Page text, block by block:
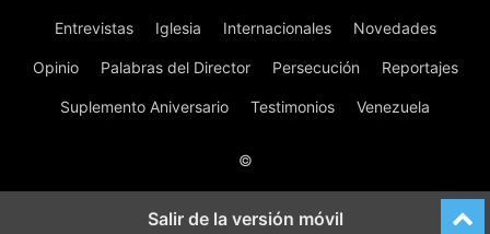
Entrevistas Iglesia Internacionales Novedades
Opinio Palabras del Director Persecución Reportajes
Suplemento Aniversario Testimonios Venezuela
©
Salir de la versión móvil